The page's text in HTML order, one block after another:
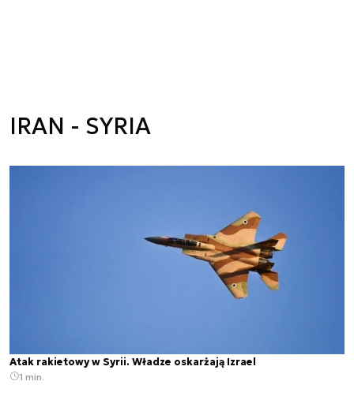
IRAN - SYRIA
Atak rakietowy w Syrii. Władze oskarżają Izrael
1 min.